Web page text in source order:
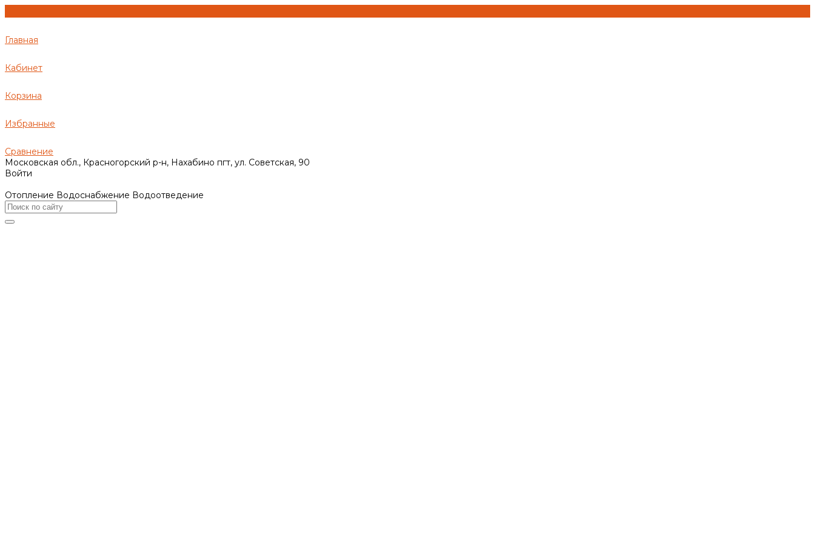
Главная
Кабинет
Корзина
Избранные
Сравнение
Московская обл., Красногорский р-н, Нахабино пгт, ул. Советская, 90
Войти
Отопление Водоснабжение Водоотведение